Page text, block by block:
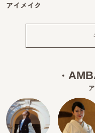
アイメイク